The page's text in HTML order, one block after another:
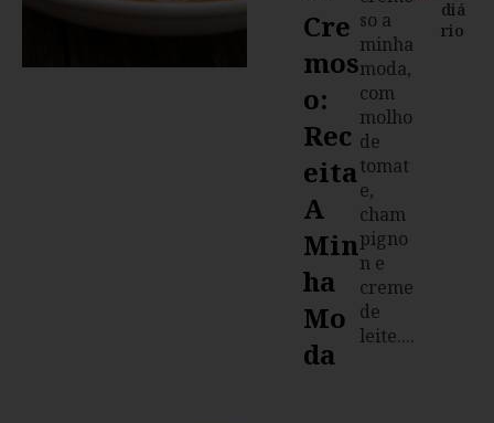
Cre
Mos
O:
Rec
Eita
A
Min
Ha
Mo
Da
so a
minha
moda,
com
molho
de
tomat
e,
cham
pigno
n e
creme
de
leite....
diá
rio